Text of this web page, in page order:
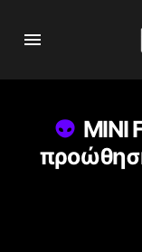
MINI